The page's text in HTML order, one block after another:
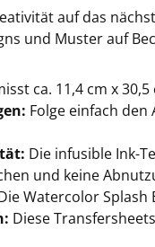
auf das
und Muster auf
ca. 11,4 cm x
Folge einfach
Die infusible Ink-
und keine
Watercolor
Diese